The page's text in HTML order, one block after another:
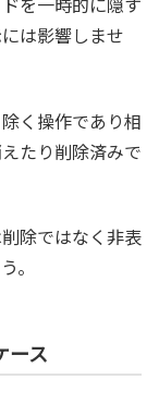
は影響しませ
く操作であり相
たり削除済みで
除ではなく非表
。
ース